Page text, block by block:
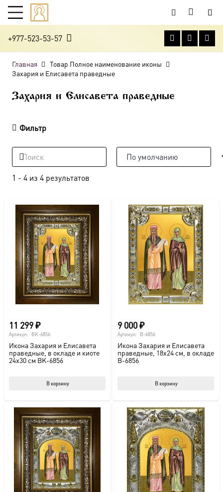
+977-523-53-57
Главная
Товар Полное наименование иконы
Захария и Елисавета праведные
Захария и Елисавета праведные
Фильтр
1 - 4 из 4 результатов
11 299₽
Артикул: BK-6856
Икона Захария и Елисавета
праведные, в окладе и киоте
24х30 см BK-6856
В корзину
9 000₽
Артикул: B-6856
Икона Захария и Елисавета
праведные, 18х24 см, в окладе
B-6856
В корзину